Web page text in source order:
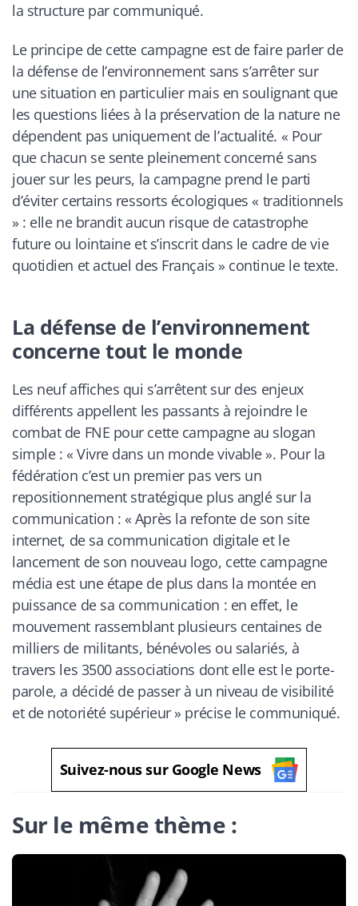
la structure par communiqué.
Le principe de cette campagne est de faire parler de
la défense de l’environnement sans s’arrêter sur
une situation en particulier mais en soulignant que
les questions liées à la préservation de la nature ne
dépendent pas uniquement de l’actualité. « Pour
que chacun se sente pleinement concerné sans
jouer sur les peurs, la campagne prend le parti
d’éviter certains ressorts écologiques « traditionnels
» : elle ne brandit aucun risque de catastrophe
future ou lointaine et s’inscrit dans le cadre de vie
quotidien et actuel des Français » continue le texte.
La défense de l’environnement
concerne tout le monde
Les neuf affiches qui s’arrêtent sur des enjeux
différents appellent les passants à rejoindre le
combat de FNE pour cette campagne au slogan
simple : «Vivre dans un monde vivable». Pour la
fédération c’est un premier pas vers un
repositionnement stratégique plus anglé sur la
communication : « Après la refonte de son site
internet, de sa communication digitale et le
lancement de son nouveau logo, cette campagne
média est une étape de plus dans la montée en
puissance de sa communication : en effet, le
mouvement rassemblant plusieurs centaines de
milliers de militants, bénévoles ou salariés, à
travers les 3500 associations dont elle est le porte-
parole, a décidé de passer à un niveau de visibilité
et de notoriété supérieur» précise le communiqué.
Suivez-nous sur Google News
Sur le même thème :